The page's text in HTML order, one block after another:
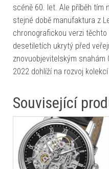
scéně 60. let. Ale příběh tím
stejné době manufaktura z
chronografickou verzi
desetiletích ukrytý před
znovuobjevitelským snahám
2022 dohlíží na rozvoj
Související